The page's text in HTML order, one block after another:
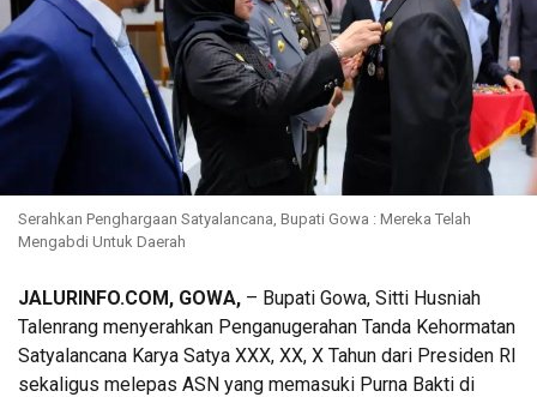
Serahkan Penghargaan Satyalancana, Bupati Gowa : Mereka Telah
Mengabdi Untuk Daerah
JALURINFO.COM, GOWA, – Bupati Gowa, Sitti Husniah
Talenrang menyerahkan Penganugerahan Tanda Kehormatan
Satyalancana Karya Satya XXX, XX, X Tahun dari Presiden RI
sekaligus melepas ASN yang memasuki Purna Bakti di